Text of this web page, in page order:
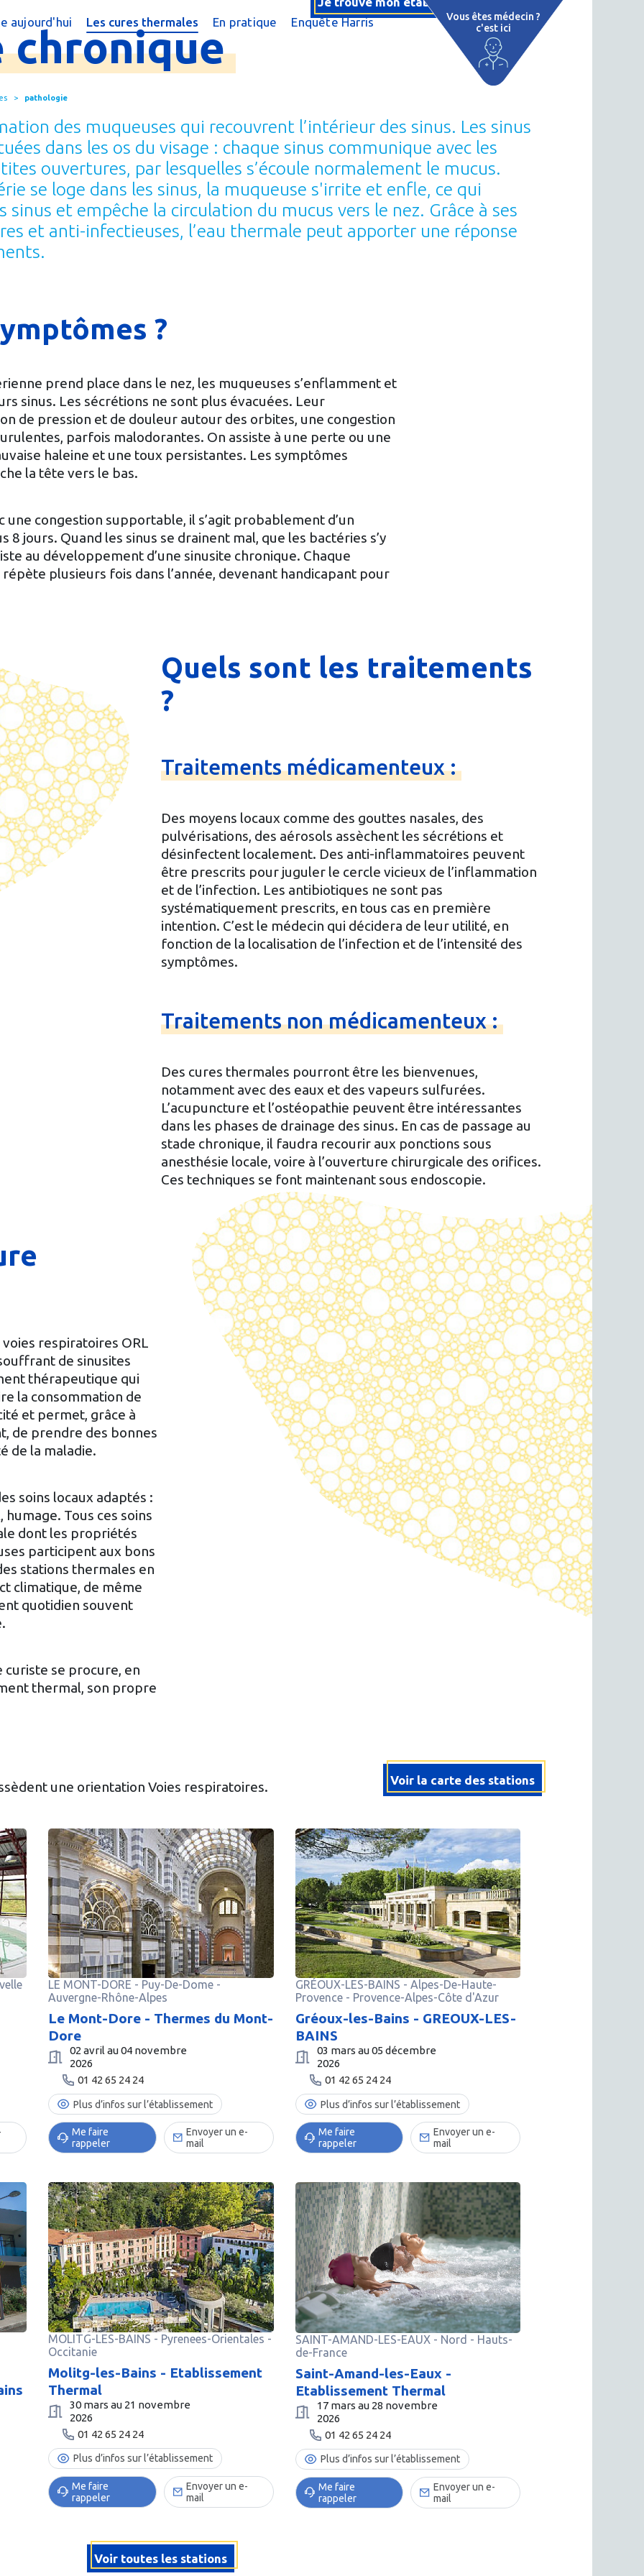
aujourd'hui
thermale ?
magazine
Les cures thermales
Cures conventionnées
En pratique
Trouver une cure
Bénéficier d'une cure thermale
Le Remboursement
Créer un dossier personnalisé
Préparer la cure thermale
Enquête Harris
Vous êtes médecin ?
c'est ici
pathologie
chronique
des muqueuses qui recouvrent l’intérieur des sinus. Les sinus
dans les os du visage : chaque sinus communique avec les
ouvertures, par lesquelles s’écoule normalement le mucus.
se loge dans les sinus, la muqueuse s'irrite et enfle, ce qui
et empêche la circulation du mucus vers le nez. Grâce à ses
et anti-infectieuses, l’eau thermale peut apporter une réponse
?
prend place dans le nez, les muqueuses s’enflamment et
sinus. Les sécrétions ne sont plus évacuées. Leur
de pression et de douleur autour des orbites, une congestion
parfois malodorantes. On assiste à une perte ou une
haleine et une toux persistantes. Les symptômes
la tête vers le bas.
une congestion supportable, il s’agit probablement d’un
8 jours. Quand les sinus se drainent mal, que les bactéries s’y
au développement d’une sinusite chronique. Chaque
plusieurs fois dans l’année, devenant handicapant pour
Quels sont les traitements
?
Traitementsmédicamenteux :
Des moyens locaux comme des gouttes nasales, des
pulvérisations, des aérosols assèchent les sécrétions et
désinfectent localement. Des anti-inflammatoires peuvent
être prescrits pour juguler le cercle vicieux de l’inflammation
et de l’infection. Les antibiotiques ne sont pas
systématiquement prescrits, en tous cas en première
intention. C’est le médecin qui décidera de leur utilité, en
fonction de la localisation de l’infection et de l’intensité des
symptômes.
Traitementsnonmédicamenteux :
Des cures thermales pourront être les bienvenues,
notamment avec des eaux et des vapeurs sulfurées.
L’acupuncture et l’ostéopathie peuvent être intéressantes
dans les phases de drainage des sinus. En cas de passage au
stade chronique, il faudra recourir aux ponctions sous
anesthésie locale, voire à l’ouverture chirurgicale des orifices.
Ces techniques se font maintenant sous endoscopie.
respiratoires ORL
de sinusites
thérapeutique qui
la consommation de
et permet, grâce à
de prendre des bonnes
de la maladie.
soins locaux adaptés :
humage. Tous ces soins
dont les propriétés
participent aux bons
stations thermales en
climatique, de même
quotidien souvent
curiste se procure, en
thermal, son propre
une orientation Voies respiratoires. Voir la carte des stations
LE MONT-DORE - Puy-De-Dome -
Auvergne-Rhône-Alpes
Le Mont-Dore - Thermes du Mont-
Dore
02 avril au 04 novembre
2026
01 42 65 24 24
Plus d’infos sur l’établissement
Me faire
rappeler
Envoyer un e-
mail
GRÉOUX-LES-BAINS - Alpes-De-Haute-
Provence- Provence-Alpes-Côte d'Azur
Gréoux-les-Bains - GREOUX-LES-
BAINS
03 mars au 05 décembre
2026
01 42 65 24 24
Plus d’infos sur l’établissement
Me faire
rappeler
Envoyer un e-
mail
MOLITG-LES-BAINS - Pyrenees-Orientales -
Occitanie
Molitg-les-Bains - Etablissement
Thermal
30 mars au 21 novembre
2026
01 42 65 24 24
Plus d’infos sur l’établissement
Me faire
rappeler
Envoyer un e-
mail
SAINT-AMAND-LES-EAUX- Nord - Hauts-
de-France
Saint-Amand-les-Eaux -
Etablissement Thermal
17 mars au 28 novembre
2026
01 42 65 24 24
Plus d’infos sur l’établissement
Me faire
rappeler
Envoyer un e-
mail
Voir toutes les stations